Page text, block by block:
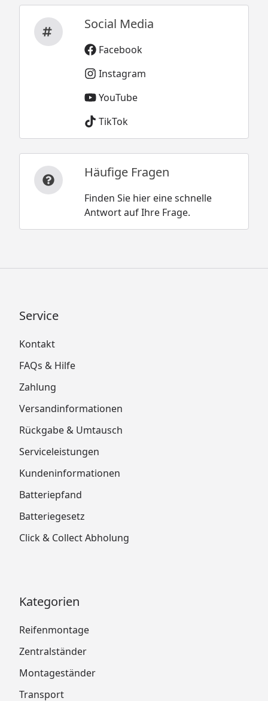
Social Media
Facebook
Instagram
YouTube
TikTok
Häufige Fragen
Finden Sie hier eine schnelle
Antwort auf Ihre Frage.
Service
Kontakt
FAQs & Hilfe
Zahlung
Versandinformationen
Rückgabe & Umtausch
Serviceleistungen
Kundeninformationen
Batteriepfand
Batteriegesetz
Click & Collect Abholung
Kategorien
Reifenmontage
Zentralständer
Montageständer
Transport